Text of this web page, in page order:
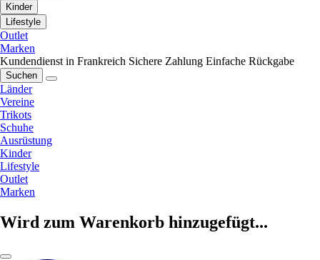
Kinder
Lifestyle
Outlet
Marken
Kundendienst in Frankreich Sichere Zahlung Einfache Rückgabe
Suchen
Länder
Vereine
Trikots
Schuhe
Ausrüstung
Kinder
Lifestyle
Outlet
Marken
Wird zum Warenkorb hinzugefügt...